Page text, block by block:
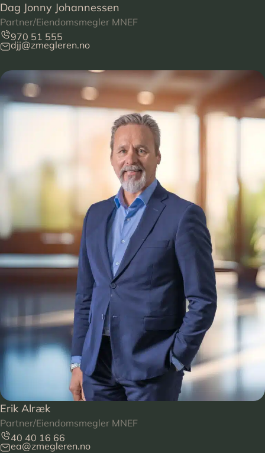
Dag Jonny Johannessen
Partner/Eiendomsmegler MNEF
970 51 555
djj@zmegleren.no
Erik Alræk
Partner/Eiendomsmegler MNEF
40 40 16 66
ea@zmegleren.no